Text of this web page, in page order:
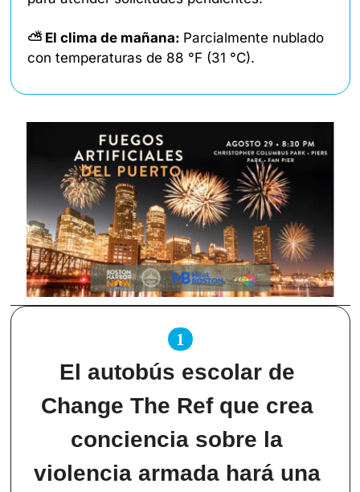
⛅ El clima de mañana: Parcialmente nublado
con temperaturas de 88 °F (31 °C).
1
El autobús escolar de
Change The Ref que crea
conciencia sobre la
violencia armada hará una